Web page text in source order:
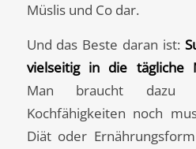
Müslis und Co dar.
Und das Beste daran ist:
vielseitig in die tägliche
Man braucht dazu
Kochfähigkeiten noch
Diät oder